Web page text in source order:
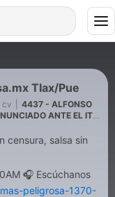
Tlax/Pue
cv
4437 - ALFONSO
ANTE EL ITE:
censura, salsa sin
🎧 Escúchanos
peligrosa-1370-